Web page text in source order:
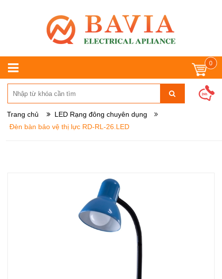
0
Trang chủ
LED Rạng đông chuyên dụng
Đèn bàn bảo vệ thị lực RD-RL-26.LED